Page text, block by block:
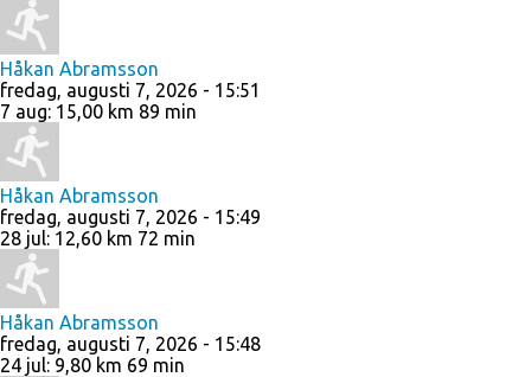
Håkan Abramsson
fredag, augusti 7, 2026 - 15:51
7 aug: 15,00 km 89 min
Håkan Abramsson
fredag, augusti 7, 2026 - 15:49
28 jul: 12,60 km 72 min
Håkan Abramsson
fredag, augusti 7, 2026 - 15:48
24 jul: 9,80 km 69 min